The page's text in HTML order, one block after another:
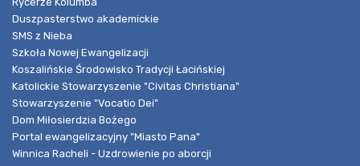
Duszpasterstwo akademickie
SMS z Nieba
Szkoła Nowej Ewangelizacji
Koszalińskie Środowisko Tradycji Łacińskiej
Katolickie Stowarzyszenie "Civitas Christiana"
Stowarzyszenie "Vocatio Dei"
Dom Miłosierdzia Bożego
Portal ewangelizacyjny "Miasto Pana"
Winnica Racheli - Uzdrowienie po aborcji